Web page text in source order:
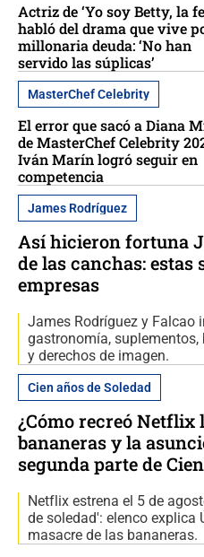
Actriz de ‘Yo soy Betty, la
habló del drama que vive
millonaria deuda: ‘No han
servido las súplicas’
MasterChef Celebrity
El error que sacó a Diana
de MasterChef Celebrity
Iván Marín logró seguir en
competencia
James Rodríguez
Así hicieron fortuna
de las canchas: estas
empresas
James Rodríguez y Falcao
gastronomía,
y derechos de imagen.
Cien años de Soledad
¿Cómo recreó Netflix
bananeras y la
segunda parte de
Netflix estrena el 5 de
de soledad': elenco explica
masacre de las bananeras.